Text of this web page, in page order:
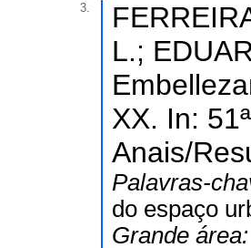
3.
L.;
XX. In:
Anais/
Palavras-
do espaço
Grande área: